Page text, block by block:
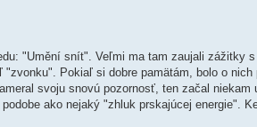
"Umění snít". Veľmi ma tam zaujali zážitky
Pokiaľ si dobre pamätám, bolo o nich
svoju snovú pozornosť, ten začal
ako nejaký "zhluk prskajúcej energie".